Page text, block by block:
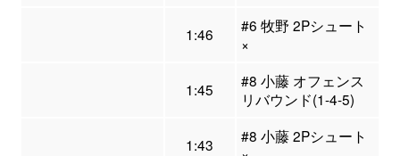
1:46
#6 牧野 2Pシュート
×
1:45
#8 小藤 オフェンス
リバウンド(1-4-5)
1:43
#8 小藤 2Pシュート